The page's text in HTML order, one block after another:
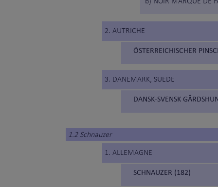
2. AUTRICHE
ÖSTERREICHISCHER
3. DANEMARK, SUEDE
DANSK-SVENSK
1.2 Schnauzer
1. ALLEMAGNE
SCHNAUZER (182)